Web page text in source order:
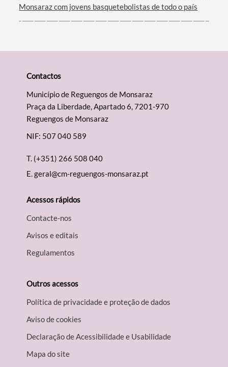
Monsaraz com jovens basquetebolistas de todo o país
Contactos
Município de Reguengos de Monsaraz
Praça da Liberdade, Apartado 6, 7201-970
Reguengos de Monsaraz
NIF: 507 040 589
T. (+351) 266 508 040
E.geral@cm-reguengos-monsaraz.pt
Acessos rápidos
Contacte-nos
Avisos e editais
Regulamentos
Outros acessos
Política de privacidade e proteção de dados
Aviso de cookies
Declaração de Acessibilidade e Usabilidade
Mapa do site